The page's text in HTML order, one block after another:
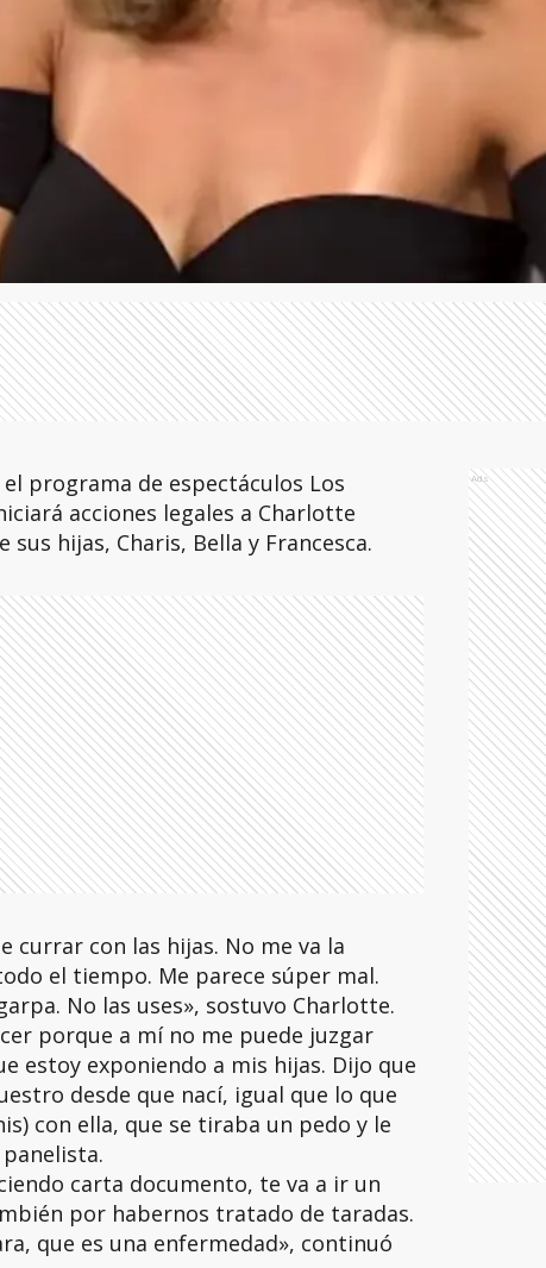
programa de espectáculos Los
acciones legales a Charlotte
hijas, Charis, Bella y Francesca.
currar con las hijas. No me va la
el tiempo. Me parece súper mal.
No las uses», sostuvo Charlotte.
porque a mí no me puede juzgar
estoy exponiendo a mis hijas. Dijo que
desde que nací, igual que lo que
con ella, que se tiraba un pedo y le
carta documento, te va a ir un
por habernos tratado de taradas.
que es una enfermedad», continuó
Ads